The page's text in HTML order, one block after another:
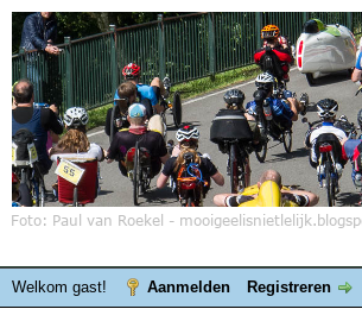
Welkom gast! Aanmelden Registreren